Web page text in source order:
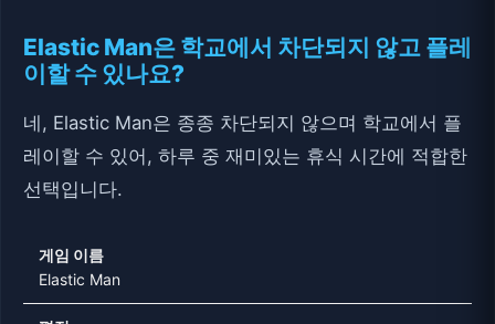
Elastic Man은 학교에서 차단되지 않고 플레
이할 수 있나요?
네, Elastic Man은 종종 차단되지 않으며 학교에서 플
레이할 수 있어, 하루 중 재미있는 휴식 시간에 적합한
선택입니다.
게임 이름
Elastic Man